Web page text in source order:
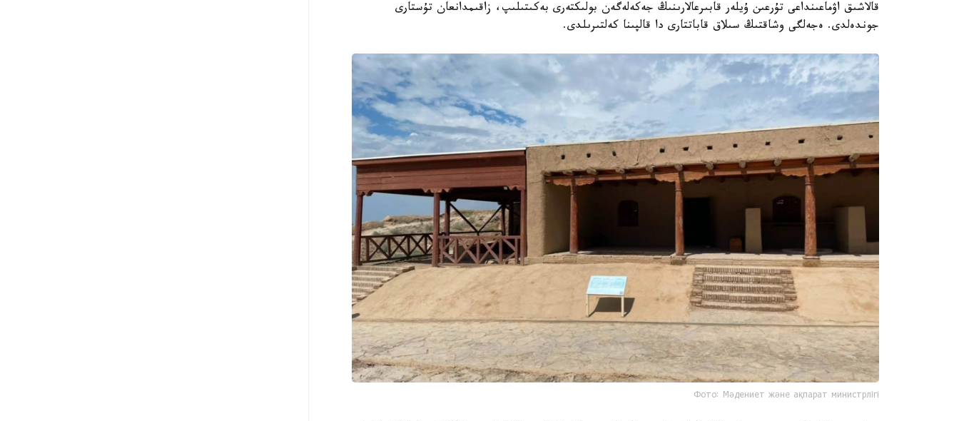
قالاشىق اۋماعىنداعى تۇرعىن ۇيلەر قابىرعالارىنىڭ جەكەلەگەن بولىكتەرى بەكىتىلىپ، زاقىمدانعان تۇستارى
جوندەلدى. ەجەلگى وشاقتىڭ سىلاق قاباتتارى دا قالپىنا كەلتىرىلدى.
Фото: Мәдениет және ақпарат министрлігі